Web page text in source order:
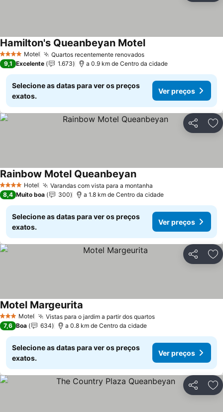
4 EstrelasMotel Quartos recentemente renovados
Hamilton's Queanbeyan Motel
9,1 Excelente 1.673 a 0.9 km de Centro da cidade
Selecione as datas para ver os preços
exatos.
Ver preços
Partilhar
4 EstrelasHotel Varandas com vista para a montanha
Rainbow Motel Queanbeyan
8,4 Muito boa 300 a 1.8 km de Centro da cidade
Selecione as datas para ver os preços
exatos.
Ver preços
Partilhar
3 EstrelasMotel Vistas para o jardim a partir dos quartos
Motel Margeurita
7,6 Boa 634 a 0.8 km de Centro da cidade
Selecione as datas para ver os preços
exatos.
Ver preços
Partilhar